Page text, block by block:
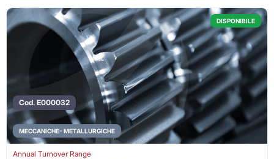
DISPONIBILE
Cod. E000032
MECCANICHE- METALLURGICHE
Annual Turnover Range